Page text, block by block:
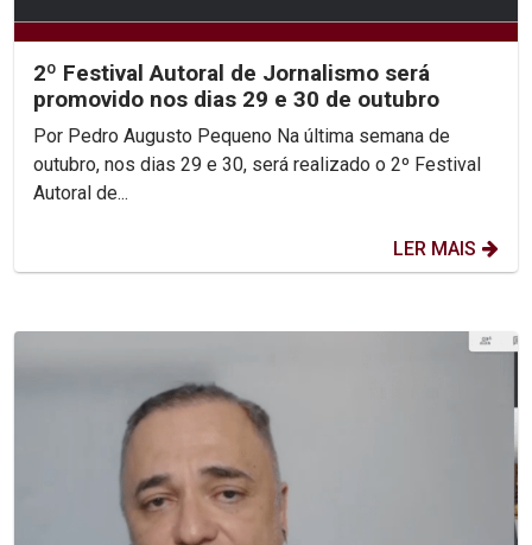
2º Festival Autoral de Jornalismo será
promovido nos dias 29 e 30 de outubro
Por Pedro Augusto Pequeno Na última semana de
outubro, nos dias 29 e 30, será realizado o 2º Festival
Autoral de...
LER MAIS